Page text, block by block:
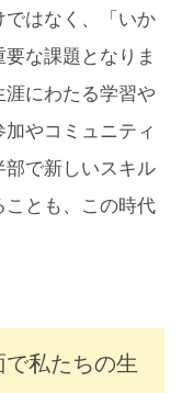
はなく、「いか
な課題となりま
にわたる学習や
やコミュニティ
で新しいスキル
ことも、この時代
私たちの生